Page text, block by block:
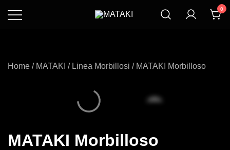
0
Home / MATAKI / Linea Morbillosi / MATAKI Morbilloso
MATAKI Morbilloso